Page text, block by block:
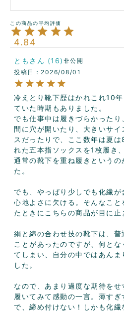
4.84
とも 16 非公開
投稿日
2026/08/01
冷えとり靴下歴はかれこれ10
ていた時期もありました。
でも仕事中は履きづらかった
間に穴が開いたり、大きいサ
スだったりで、ここ数年は夏
れた五本指ソックスを1枚履き
通常の靴下を重ね履きというの
た。
でも、やっぱり少しでも化繊が
心地よさに欠ける。そんなこ
たときにこちらの商品が目に止
絹と綿の合わせ技の靴下は、
ことがあったのですが、何と
てしまい、自分の中ではあん
した。
なので、あまり過度な期待をせ
履いてみて感動の一言。薄す
で、締め付けない！しかも化